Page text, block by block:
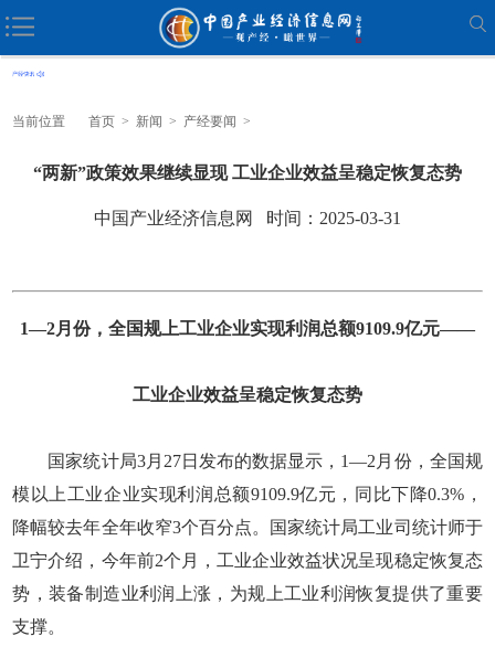
当前位置 首页 > 新闻 > 产经要闻 >
“两新”政策效果继续显现 工业企业效益呈稳定恢复态势
中国产业经济信息网 时间：2025-03-31
1—2月份，全国规上工业企业实现利润总额9109.9亿元——
工业企业效益呈稳定恢复态势
国家统计局3月27日发布的数据显示，1—2月份，全国规
模以上工业企业实现利润总额9109.9亿元，同比下降0.3%，
降幅较去年全年收窄3个百分点。国家统计局工业司统计师于
卫宁介绍，今年前2个月，工业企业效益状况呈现稳定恢复态
势，装备制造业利润上涨，为规上工业利润恢复提供了重要
支撑。